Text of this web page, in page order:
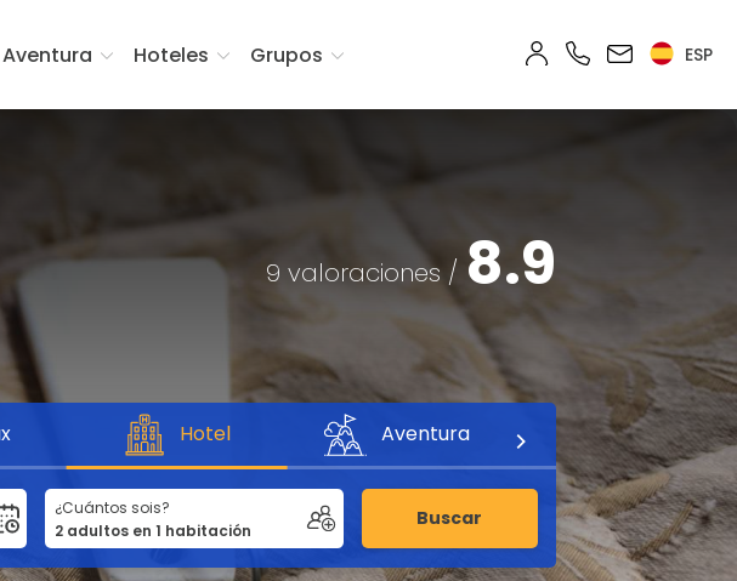
Aventura Hoteles Grupos ESP
9 valoraciones / 8.9
Hotel Aventura
¿Cuántos sois? Buscar